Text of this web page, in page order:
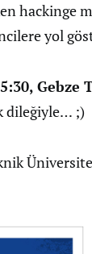
hackinge
yol
dileğiyle… ;)